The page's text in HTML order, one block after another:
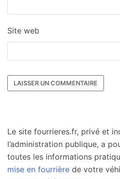
Site web
Le site fourrieres.fr, privé et
l’administration publique, a
toutes les informations
mise en fourrière de votre